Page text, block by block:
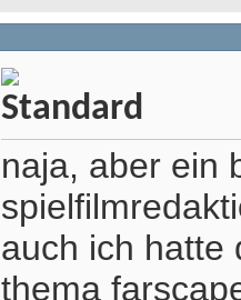
naja, aber ein
auch ich hatte
thema